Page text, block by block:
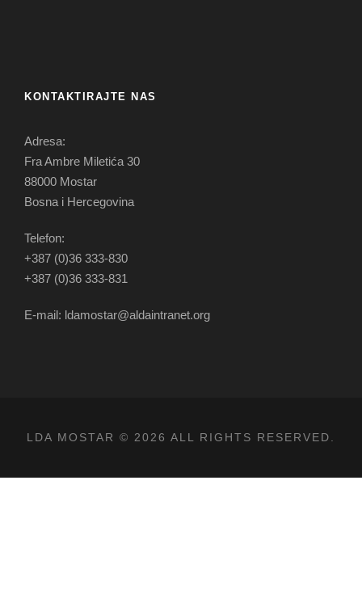
KONTAKTIRAJTE NAS
Adresa:
Fra Ambre Miletića 30
88000 Mostar
Bosna i Hercegovina
Telefon:
+387 (0)36 333-830
+387 (0)36 333-831
E-mail: ldamostar@aldaintranet.org
LDA MOSTAR © 2026 ALL RIGHTS RESERVED.